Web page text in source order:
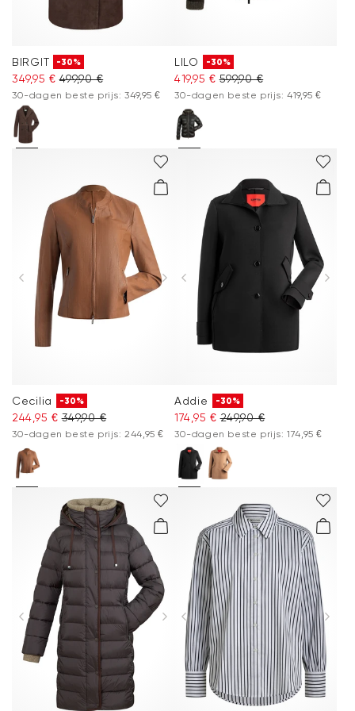
BIRGIT -30%
349,95 € 499,90 €
30-dagen beste prijs: 349,95 €
LILO -30%
419,95 € 599,90 €
30-dagen beste prijs: 419,95 €
Cecilia -30%
244,95 € 349,90 €
30-dagen beste prijs: 244,95 €
Addie -30%
174,95 € 249,90 €
30-dagen beste prijs: 174,95 €